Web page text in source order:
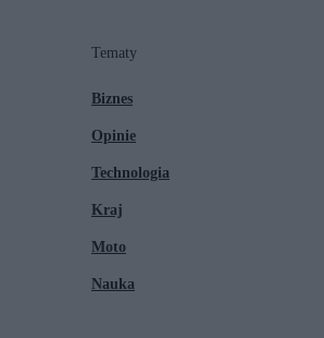
Tematy
Biznes
Opinie
Technologia
Kraj
Moto
Nauka